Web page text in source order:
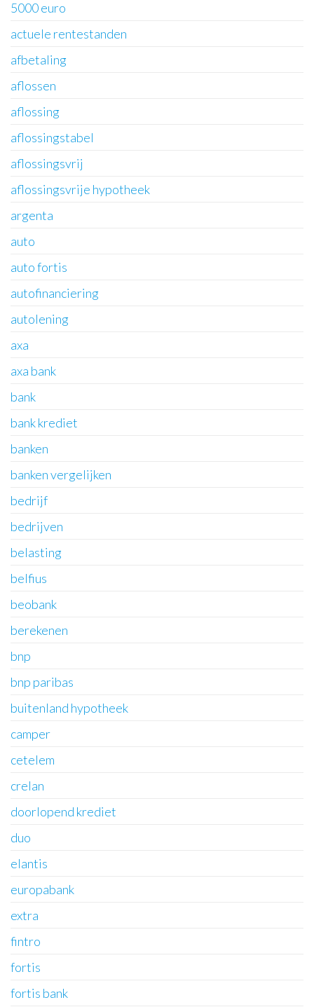
5000 euro
actuele rentestanden
afbetaling
aflossen
aflossing
aflossingstabel
aflossingsvrij
aflossingsvrije hypotheek
argenta
auto
auto fortis
autofinanciering
autolening
axa
axa bank
bank
bank krediet
banken
banken vergelijken
bedrijf
bedrijven
belasting
belfius
beobank
berekenen
bnp
bnp paribas
buitenland hypotheek
camper
cetelem
crelan
doorlopend krediet
duo
elantis
europabank
extra
fintro
fortis
fortis bank